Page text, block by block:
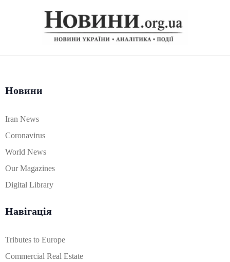
Новини
Iran News
Coronavirus
World News
Our Magazines
Digital Library
Навігація
Tributes to Europe
Commercial Real Estate